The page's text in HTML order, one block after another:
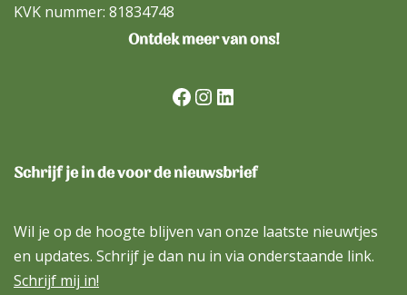
KVK nummer: 81834748
Ontdek meer van ons!
Schrijf je in de voor de nieuwsbrief
Wil je op de hoogte blijven van onze laatste nieuwtjes
en updates. Schrijf je dan nu in via onderstaande link.
Schrijf mij in!